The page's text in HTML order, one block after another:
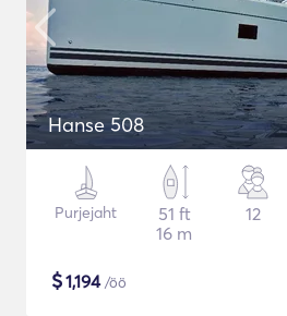
Hanse 508
Purjejaht
51 ft
16 m
12
$1,194/öö